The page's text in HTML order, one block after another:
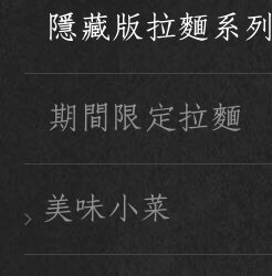
隱藏版拉麵系列
期間限定拉麵
美味小菜